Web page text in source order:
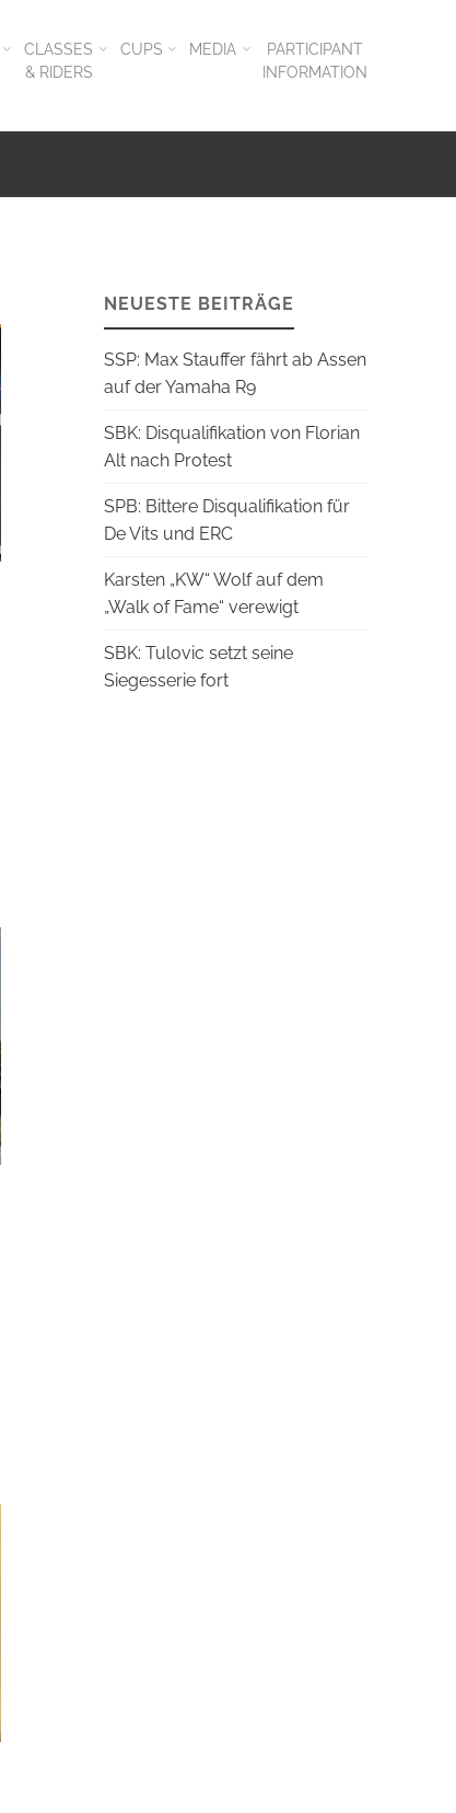
CLASSES
& RIDERS
CUPS MEDIA
PARTICIPANT
INFORMATION
NEUESTE BEITRÄGE
SSP: Max Stauffer fährt ab Assen
auf der Yamaha R9
SBK: Disqualifikation von Florian
Alt nach Protest
SPB: Bittere Disqualifikation für
De Vits und ERC
Karsten „KW“ Wolf auf dem
„Walk of Fame“ verewigt
SBK: Tulovic setzt seine
Siegesserie fort